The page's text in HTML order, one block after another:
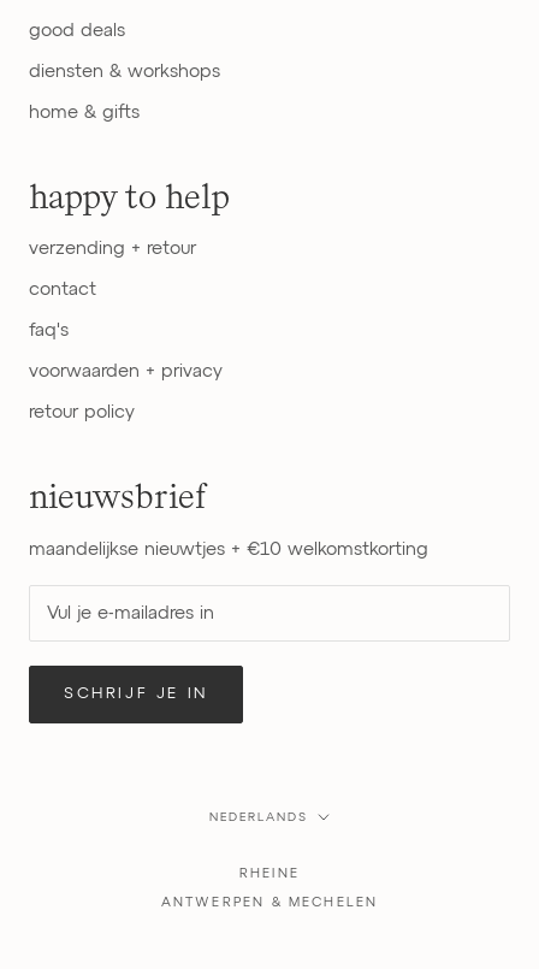
good deals
diensten & workshops
home & gifts
happy to help
verzending + retour
contact
faq's
voorwaarden + privacy
retour policy
nieuwsbrief
maandelijkse nieuwtjes + €10 welkomstkorting
SCHRIJF JE IN
Taal
NEDERLANDS
RHEINE
ANTWERPEN & MECHELEN